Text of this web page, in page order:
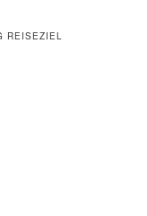
REISEZIEL